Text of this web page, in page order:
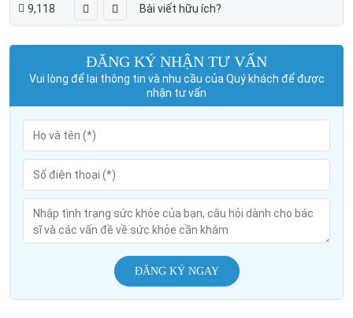
9,118 Bài viết hữu ích?
ĐĂNG KÝ NHẬN TƯ VẤN
Vui lòng để lại thông tin và nhu cầu của Quý khách để được
nhận tư vấn
ĐĂNG KÝ NGAY